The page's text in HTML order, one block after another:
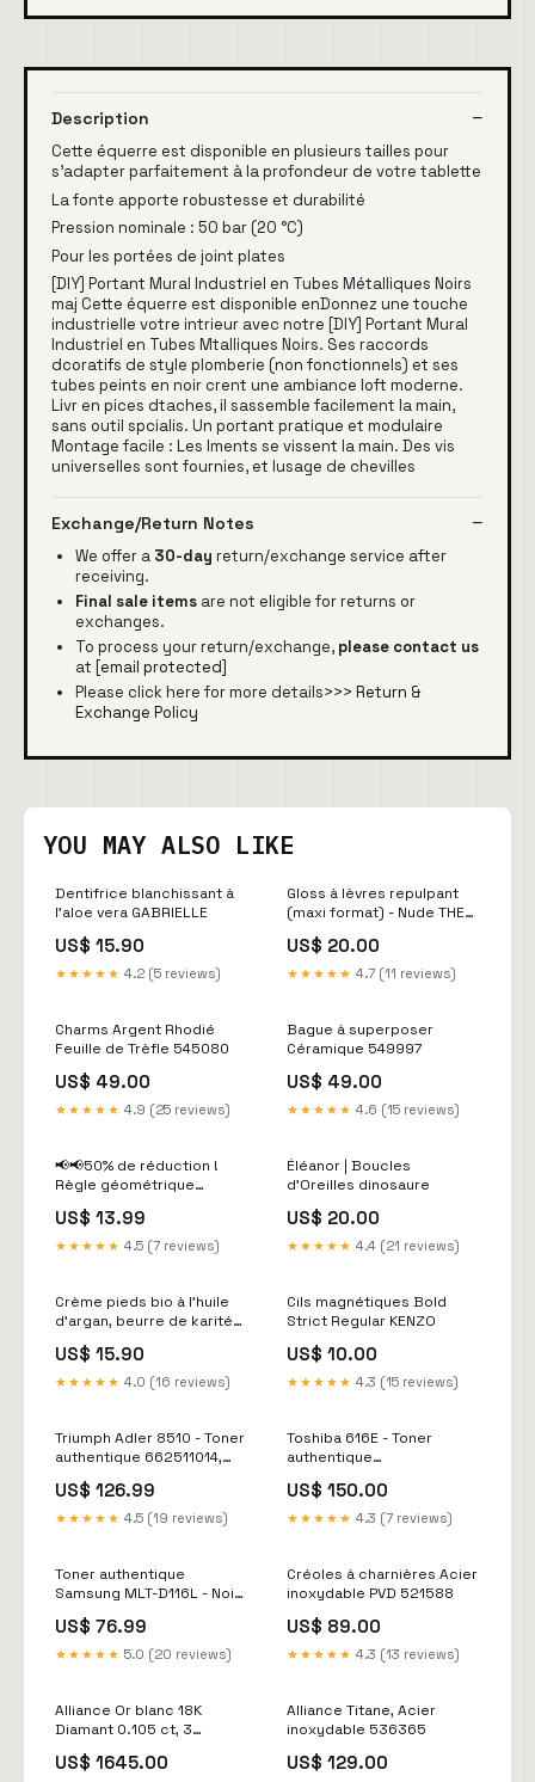
Description
Cette équerre est disponible en plusieurs tailles pour
s'adapter parfaitement à la profondeur de votre tablette
La fonte apporte robustesse et durabilité
Pression nominale : 50 bar (20 °C)
Pour les portées de joint plates
[DIY] Portant Mural Industriel en Tubes Métalliques Noirs
maj Cette équerre est disponible enDonnez une touche
industrielle votre intrieur avec notre [DIY] Portant Mural
Industriel en Tubes Mtalliques Noirs. Ses raccords
dcoratifs de style plomberie (non fonctionnels) et ses
tubes peints en noir crent une ambiance loft moderne.
Livr en pices dtaches, il sassemble facilement la main,
sans outil spcialis. Un portant pratique et modulaire
Montage facile : Les lments se vissent la main. Des vis
universelles sont fournies, et lusage de chevilles
Exchange/Return Notes
We offer a 30-day return/exchange service after
receiving.
Final sale items are not eligible for returns or
exchanges.
To process your return/exchange, please contact us
at [email protected]
Please click here for more details>>> Return &
Exchange Policy
YOU MAY ALSO LIKE
Dentifrice blanchissant à
l’aloe vera GABRIELLE
US$ 15.90
★★★★★ 4.2 (5 reviews)
Gloss à lèvres repulpant
(maxi format) - Nude THE
US$ 20.00
★★★★★ 4.7 (11 reviews)
Charms Argent Rhodié
Feuille de Trèfle 545080
US$ 49.00
★★★★★ 4.9 (25 reviews)
Bague à superposer
Céramique 549997
US$ 49.00
★★★★★ 4.6 (15 reviews)
📢📢50% de réduction !
Règle géométrique
Compas, rapporteur,
gabarits et règle en un
US$ 13.99
★★★★★ 4.5 (7 reviews)
Éléanor | Boucles
d'Oreilles dinosaure
US$ 20.00
★★★★★ 4.4 (21 reviews)
Crème pieds bio à l'huile
d'argan, beurre de karité
TRESOR
US$ 15.90
★★★★★ 4.0 (16 reviews)
Cils magnétiques Bold
Strict Regular KENZO
US$ 10.00
★★★★★ 4.3 (15 reviews)
Triumph Adler 8510 - Toner
authentique 662511014,
Olivetti
US$ 126.99
★★★★★ 4.5 (19 reviews)
Toshiba 616E - Toner
authentique
Yellow Unité de fusion
US$ 150.00
★★★★★ 4.3 (7 reviews)
Toner authentique
Samsung MLT-D116L - Noir
US$ 76.99
★★★★★ 5.0 (20 reviews)
Créoles à charnières Acier
inoxydable PVD 521588
US$ 89.00
★★★★★ 4.3 (13 reviews)
Alliance Or blanc 18K
Diamant 0.105 ct, 3
US$ 1645.00
Alliance Titane, Acier
inoxydable 536365
US$ 129.00